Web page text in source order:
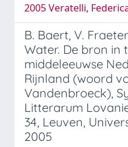
2005 Veratelli,
B. Baert, V.
Water. De bron in
middeleeuwse
Rijnland (woord
Vandenbroeck),
Litterarum
34, Leuven,
2005